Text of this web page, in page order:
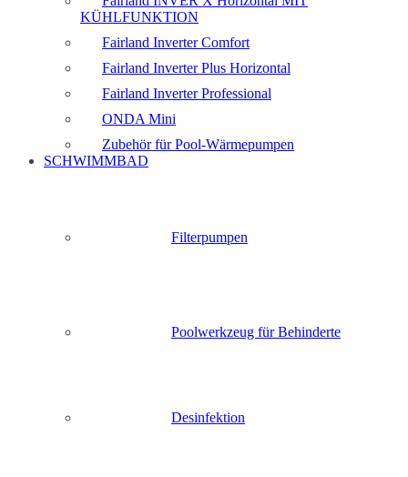
KÜHLFUNKTION
Fairland Inverter Comfort
Fairland Inverter Plus Horizontal
Fairland Inverter Professional
ONDA Mini
Zubehör für Pool-Wärmepumpen
SCHWIMMBAD
Filterpumpen
Poolwerkzeug für Behinderte
Desinfektion